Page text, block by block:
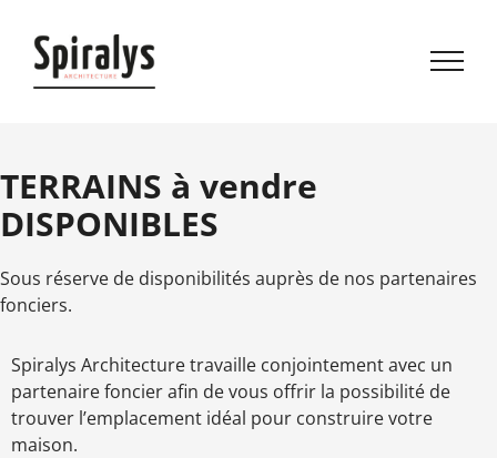
TERRAINS à vendre
DISPONIBLES
Sous réserve de disponibilités auprès de nos partenaires
fonciers.
Spiralys Architecture travaille conjointement avec un
partenaire foncier afin de vous offrir la possibilité de
trouver l’emplacement idéal pour construire votre
maison.